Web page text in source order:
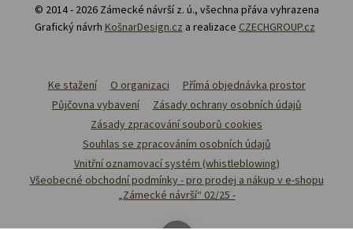
© 2014 - 2026 Zámecké návrší z. ú., všechna přáva vyhrazena
Grafický návrh KošnarDesign.cz a realizace CZECHGROUP.cz
Ke stažení O organizaci
Přímá objednávka prostor
Půjčovna vybavení
Zásady ochrany osobních údajů
Zásady zpracování souborů cookies
Souhlas se zpracováním osobních údajů
Vnitřní oznamovací systém (whistleblowing)
Všeobecné obchodní podmínky - pro prodej a nákup v e-shopu
„Zámecké návrší“ 02/25 -